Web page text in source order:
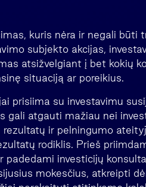
kuris nėra ir negali
subjekto akcijas,
atsižvelgiant į bet kokių
situaciją ar poreikius.
prisiima su investavimu
gali atgauti mažiau nei
ir pelningumo
rodiklis. Prieš
padedami investicijų
mokesčius, atkreipti